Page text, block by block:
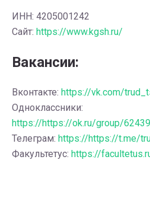
ИНН: 4205001242
Сайт: https://www.kgsh.ru/
Вакансии:
Вконтакте: https://vk.com/
Одноклассники:
https://https://ok.ru/group/
Телеграм: https://https://t.me/
Факультетус: https://